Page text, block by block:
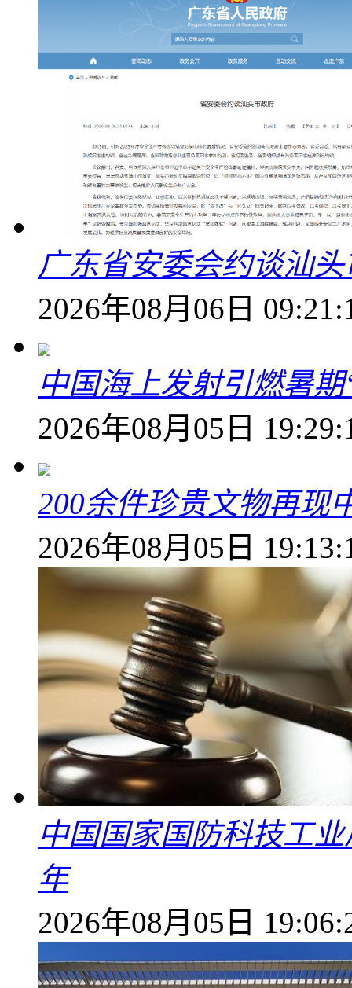
广东省安委会约谈汕
2026年08月06日
中国海上发射引燃暑
2026年08月05日
200余件珍贵文物再现
2026年08月05日
中国国家国防科技工
年
2026年08月05日